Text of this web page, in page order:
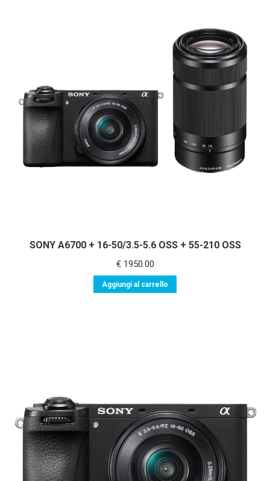
SONY A6700 + 16-50/3.5-5.6 OSS + 55-210 OSS
€1950.00
Aggiungi al carrello